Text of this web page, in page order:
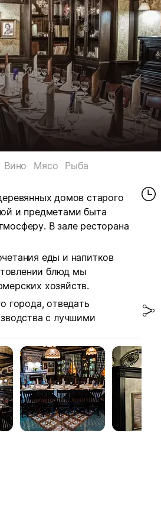
Вино Мясо
Рыба
домов старого
и предметами быта
В зале ресторана
еды и напитков
блюд мы
хозяйств.
города, отведать
с лучшими